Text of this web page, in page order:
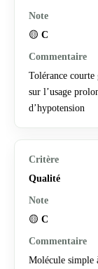
🟡 C
Tolérance
sur l’usage
d’hypotension
Qualité
🟡 C
Molécule simple